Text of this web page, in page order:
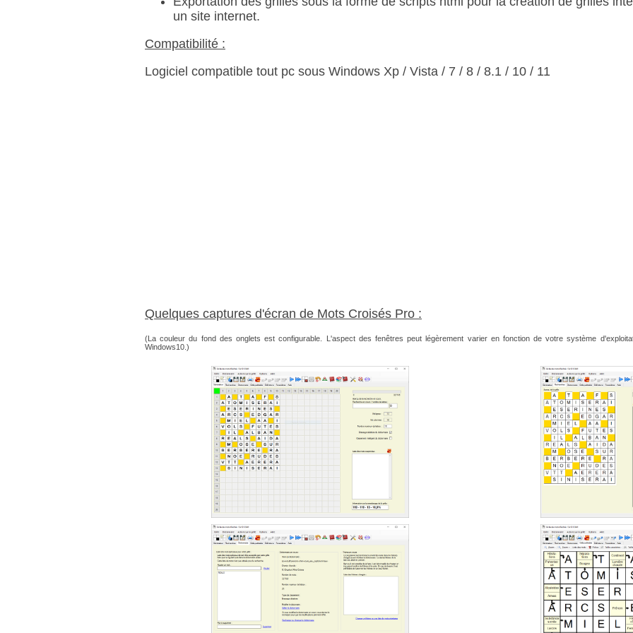
un site internet.
Compatibilité :
Logiciel compatible tout pc sous Windows Xp / Vista / 7 / 8 / 8.1 / 10 / 11
Quelques captures d'écran de Mots Croisés Pro :
(La couleur du fond des onglets est configurable. L'aspect des fenêtres peut légèrement varier en fonction de votre système
Windows10.)